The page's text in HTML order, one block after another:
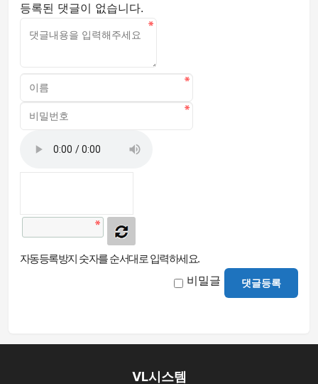
등록된 댓글이 없습니다.
자동등록방지 숫자를 순서대로 입력하세요.
비밀글 댓글등록
VL시스템